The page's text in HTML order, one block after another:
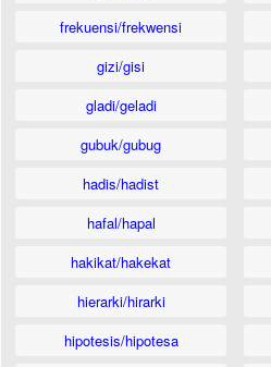
frekuensi/frekwensi
gizi/gisi
gladi/geladi
gubuk/gubug
hadis/hadist
hafal/hapal
hakikat/hakekat
hierarki/hirarki
hipotesis/hipotesa